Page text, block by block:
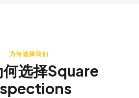
为何选择我们
何选择Square